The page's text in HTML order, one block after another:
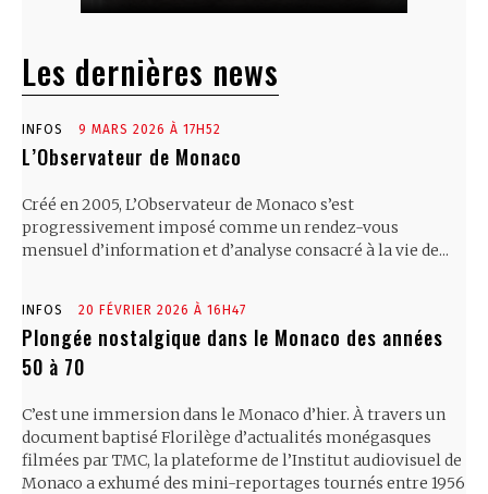
Les dernières news
INFOS 9 MARS 2026 À 17H52
L’Observateur de Monaco
Créé en 2005, L’Observateur de Monaco s’est
progressivement imposé comme un rendez-vous
mensuel d’information et d’analyse consacré à la vie de...
INFOS 20 FÉVRIER 2026 À 16H47
Plongée nostalgique dans le Monaco des années
50 à 70
C’est une immersion dans le Monaco d’hier. À travers un
document baptisé Florilège d’actualités monégasques
filmées par TMC, la plateforme de l’Institut audiovisuel de
Monaco a exhumé des mini-reportages tournés entre 1956